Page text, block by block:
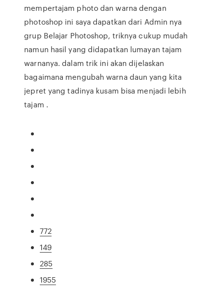
mempertajam photo dan warna dengan
photoshop ini saya dapatkan dari Admin nya
grup Belajar Photoshop, triknya cukup mudah
namun hasil yang didapatkan lumayan tajam
warnanya. dalam trik ini akan dijelaskan
bagaimana mengubah warna daun yang kita
jepret yang tadinya kusam bisa menjadi lebih
tajam .
772
149
285
1955